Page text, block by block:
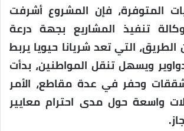
المتوفرة، فإن المشروع أشرفت
تنفيذ المشاريع بجهة درعة
الطريق، التي تعد شريانا حيويا يربط
ويسهل تنقل المواطنين، بدأت
وحفر في عدة مقاطع، الأمر
واسعة حول مدى احترام معايير